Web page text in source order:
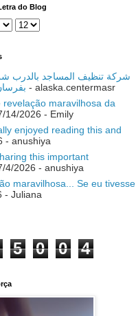
do Blog
شركة تنظيف المساجد بالدرب
- alaska.centermasr
revelação maravilhosa da
14/2026 - Emily
enjoyed reading this and
- anushiya
this important
4/2026 - anushiya
maravilhosa... Se eu tivesse
- Juliana
5 0 0 4